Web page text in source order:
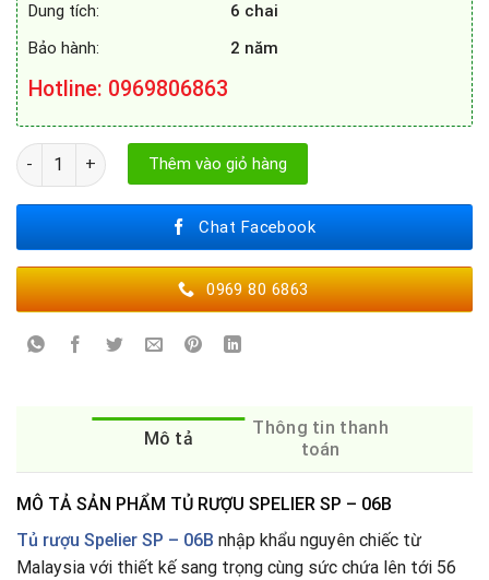
Dung tích: 6 chai
Bảo hành: 2 năm
Hotline: 0969806863
TỦ RƯỢU SPELIER SP - 06B số lượng
Thêm vào giỏ hàng
Chat Facebook
0969 80 6863
Mô tả
Thông tin thanh
toán
MÔ TẢ SẢN PHẨM TỦ RƯỢU SPELIER SP – 06B
Tủ rượu Spelier SP – 06B nhập khẩu nguyên chiếc từ
Malaysia với thiết kế sang trọng cùng sức chứa lên tới 56